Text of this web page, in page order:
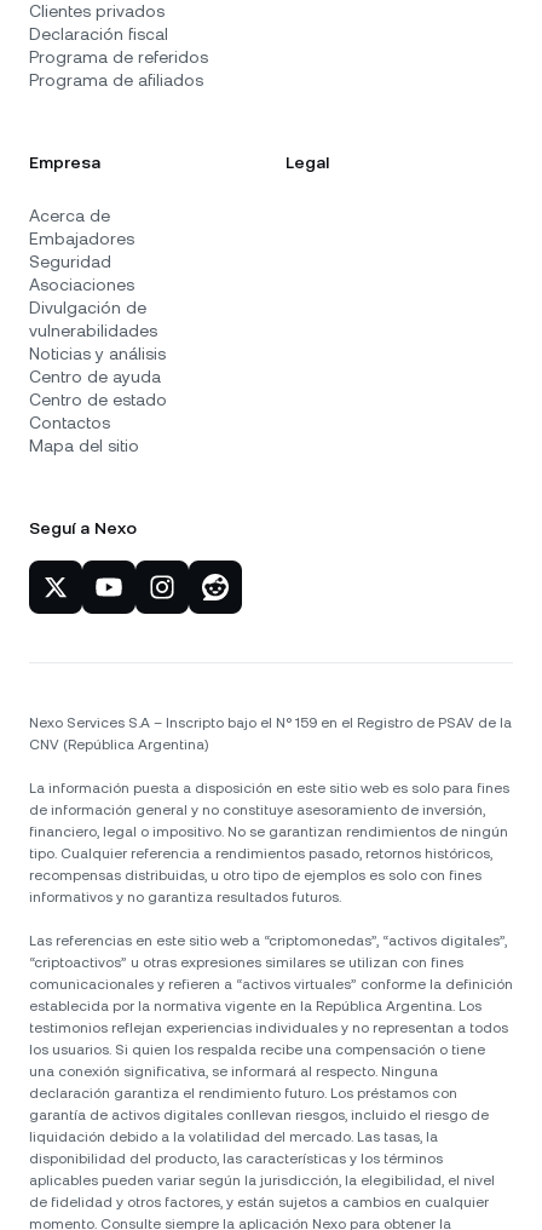
Clientes privados
Declaración fiscal
Programa de referidos
Programa de afiliados
Empresa
Acerca de
Embajadores
Seguridad
Asociaciones
Divulgación de
vulnerabilidades
Noticias y análisis
Centro de ayuda
Centro de estado
Contactos
Mapa del sitio
Legal
Seguí a Nexo
Nexo Services S.A – Inscripto bajo el N° 159 en el Registro de PSAV de la
CNV (República Argentina)
La información puesta a disposición en este sitio web es solo para fines
de información general y no constituye asesoramiento de inversión,
financiero, legal o impositivo. No se garantizan rendimientos de ningún
tipo. Cualquier referencia a rendimientos pasado, retornos históricos,
recompensas distribuidas, u otro tipo de ejemplos es solo con fines
informativos y no garantiza resultados futuros.
Las referencias en este sitio web a “criptomonedas”, “activos digitales”,
“criptoactivos” u otras expresiones similares se utilizan con fines
comunicacionales y refieren a “activos virtuales” conforme la definición
establecida por la normativa vigente en la República Argentina. Los
testimonios reflejan experiencias individuales y no representan a todos
los usuarios. Si quien los respalda recibe una compensación o tiene
una conexión significativa, se informará al respecto. Ninguna
declaración garantiza el rendimiento futuro. Los préstamos con
garantía de activos digitales conllevan riesgos, incluido el riesgo de
liquidación debido a la volatilidad del mercado. Las tasas, la
disponibilidad del producto, las características y los términos
aplicables pueden variar según la jurisdicción, la elegibilidad, el nivel
de fidelidad y otros factores, y están sujetos a cambios en cualquier
momento. Consulte siempre la aplicación Nexo para obtener la